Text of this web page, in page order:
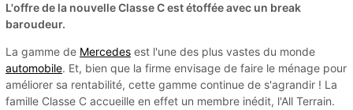
L'offre de la nouvelle Classe C est étoffée avec un break
baroudeur.
La gamme de Mercedes est l'une des plus vastes du monde
automobile. Et, bien que la firme envisage de faire le ménage pour
améliorer sa rentabilité, cette gamme continue de s'agrandir ! La
famille Classe C accueille en effet un membre inédit, l'All Terrain.